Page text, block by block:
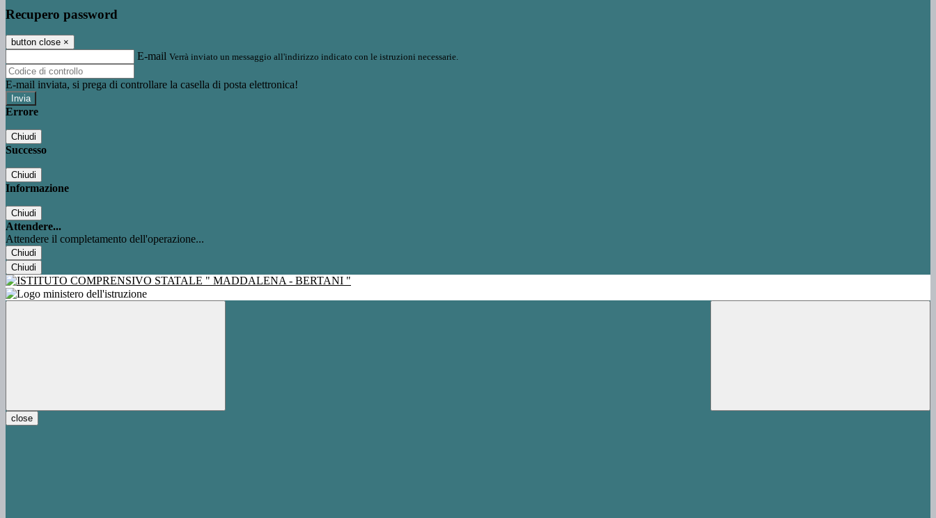
Recupero password
button close ×
E-mail Verrà inviato un messaggio all'indirizzo indicato con le istruzioni necessarie.
E-mail inviata, si prega di controllare la casella di posta elettronica!
Errore
Chiudi
Successo
Chiudi
Informazione
Chiudi
Attendere...
Attendere il completamento dell'operazione...
Chiudi
Chiudi
close